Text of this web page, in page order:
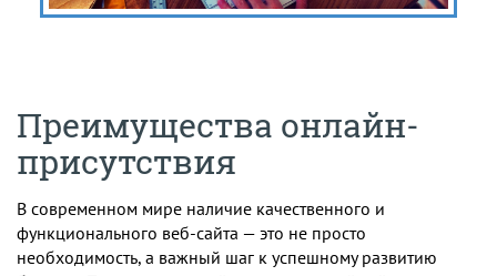
Преимущества онлайн-
присутствия
В современном мире наличие качественного и
функционального веб-сайта — это не просто
необходимость, а важный шаг к успешному развитию